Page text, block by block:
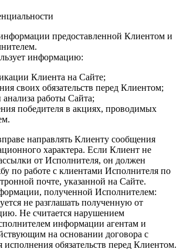
предоставленной Клиентом и
информацию:
Клиента на Сайте;
своих обязательств перед Клиентом;
работы Сайта;
победителя в акциях, проводимых
направлять Клиенту сообщения
характера. Если Клиент не
от Исполнителя, он должен
по работе с клиентами Исполнителя по
почте, указанной на Сайте.
полученной Исполнителем:
не разглашать полученную от
Не считается нарушением
информации агентам и
на основании договора с
обязательств перед Клиентом.